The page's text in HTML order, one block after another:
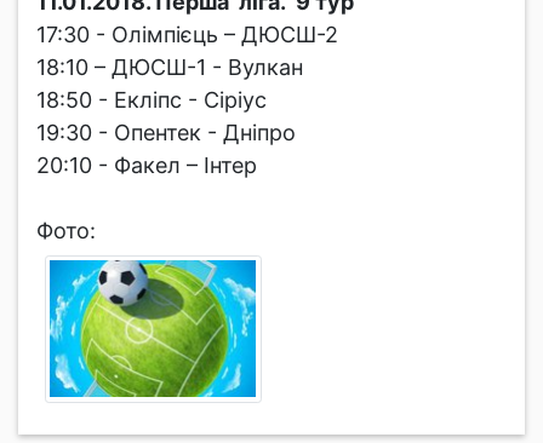
17:30 - Олімпієць – ДЮСШ-2
18:10 – ДЮСШ-1 - Вулкан
18:50 - Екліпс - Сіріус
19:30 - Опентек - Дніпро
20:10 - Факел – Інтер
Фото: